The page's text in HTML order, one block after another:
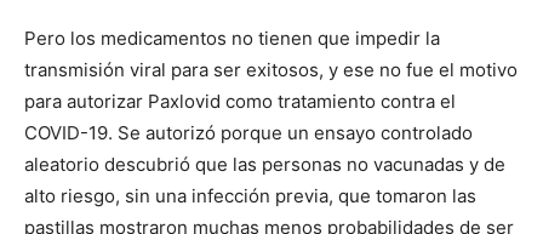
Pero los medicamentos no tienen que impedir la
transmisión viral para ser exitosos, y ese no fue el motivo
para autorizar Paxlovid como tratamiento contra el
COVID-19. Se autorizó porque un ensayo controlado
aleatorio descubrió que las personas no vacunadas y de
alto riesgo, sin una infección previa, que tomaron las
pastillas mostraron muchas menos probabilidades de ser